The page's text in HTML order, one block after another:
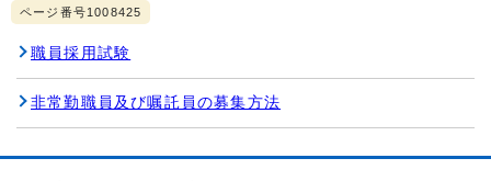
ページ番号1008425
職員採用試験
非常勤職員及び嘱託員の募集方法